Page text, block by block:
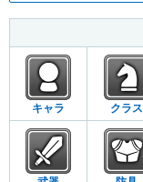
キャラ クラス